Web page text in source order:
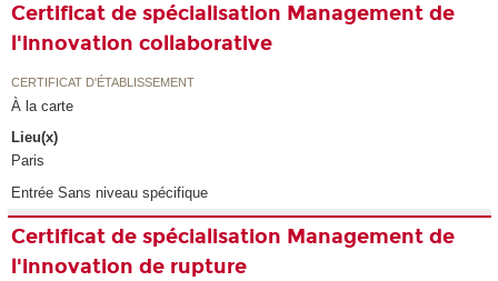
Certificat de spécialisation Management de
l'innovation collaborative
CERTIFICAT D'ÉTABLISSEMENT
À la carte
Lieu(x)
Paris
Entrée Sans niveau spécifique
Certificat de spécialisation Management de
l'innovation de rupture